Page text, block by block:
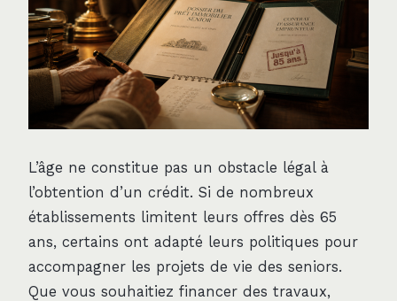
L’âge ne constitue pas un obstacle légal à
l’obtention d’un crédit. Si de nombreux
établissements limitent leurs offres dès 65
ans, certains ont adapté leurs politiques pour
accompagner les projets de vie des seniors.
Que vous souhaitiez financer des travaux,